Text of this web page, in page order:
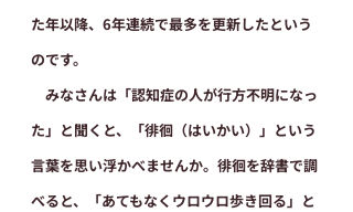
た年以降、6年連続で最多を更新したという
のです。
みなさんは「認知症の人が行方不明になっ
た」と聞くと、「徘徊（はいかい）」という
言葉を思い浮かべませんか。徘徊を辞書で調
べると、「あてもなくウロウロ歩き回る」と